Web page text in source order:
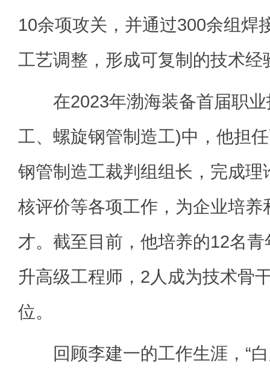
10余项攻关，并通过300余组焊
工艺调整，形成可复制的技术经
在2023年渤海装备首届职业
工、螺旋钢管制造工)中，他担
钢管制造工裁判组组长，完成理
核评价等各项工作，为企业培养
才。截至目前，他培养的12名
升高级工程师，2人成为技术骨
位。
回顾李建一的工作生涯，“白